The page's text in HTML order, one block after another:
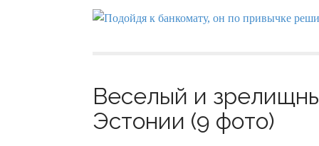
Веселый и
Эстонии (9 фото)